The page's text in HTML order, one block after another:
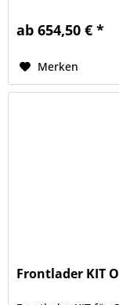
ab 654,50 € *
Merken
Frontlader KIT